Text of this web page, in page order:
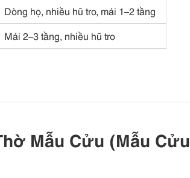
Dòng họ, nhiều hũ tro, mái 1–2 tầng
Mái 2–3 tầng, nhiều hũ tro
Mẫu Cửu (Mẫu Cửu